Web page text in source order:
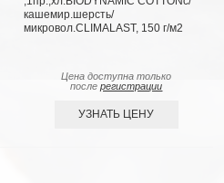
кашемир.шерсть/
микровол.CLIMALAST, 150 г/м2
Цена доступна только
послерегистрации
УЗНАТЬ ЦЕНУ